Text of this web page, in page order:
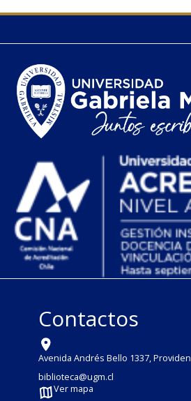
Contactos
Avenida Andrés Bello 1337,
biblioteca@ugm.cl
Ver mapa